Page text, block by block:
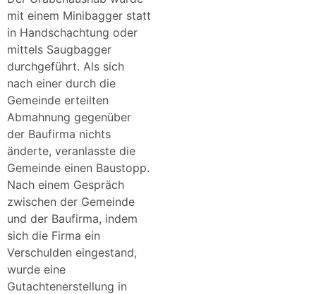
mit einem Minibagger statt
in Handschachtung oder
mittels Saugbagger
durchgeführt. Als sich
nach einer durch die
Gemeinde erteilten
Abmahnung gegenüber
der Baufirma nichts
änderte, veranlasste die
Gemeinde einen Baustopp.
Nach einem Gespräch
zwischen der Gemeinde
und der Baufirma, indem
sich die Firma ein
Verschulden eingestand,
wurde eine
Gutachtenerstellung in